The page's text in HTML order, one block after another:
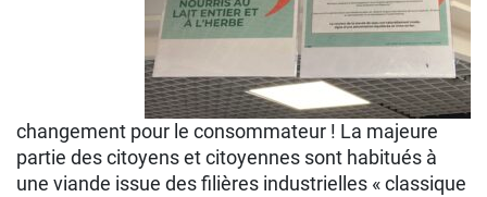
changement pour le consommateur ! La majeure
partie des citoyens et citoyennes sont habitués à
une viande issue des filières industrielles « classique